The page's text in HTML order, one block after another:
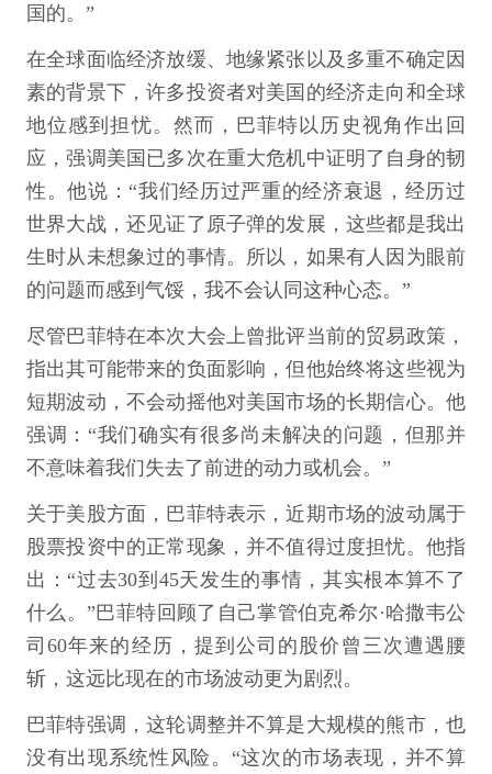
国的。”
在全球面临经济放缓、地缘紧张以及多重不确定因
素的背景下，许多投资者对美国的经济走向和全球
地位感到担忧。然而，巴菲特以历史视角作出回
应，强调美国已多次在重大危机中证明了自身的韧
性。他说：“我们经历过严重的经济衰退，经历过
世界大战，还见证了原子弹的发展，这些都是我出
生时从未想象过的事情。所以，如果有人因为眼前
的问题而感到气馁，我不会认同这种心态。”
尽管巴菲特在本次大会上曾批评当前的贸易政策，
指出其可能带来的负面影响，但他始终将这些视为
短期波动，不会动摇他对美国市场的长期信心。他
强调：“我们确实有很多尚未解决的问题，但那并
不意味着我们失去了前进的动力或机会。”
关于美股方面，巴菲特表示，近期市场的波动属于
股票投资中的正常现象，并不值得过度担忧。他指
出：“过去30到45天发生的事情，其实根本算不了
什么。”巴菲特回顾了自己掌管伯克希尔·哈撒韦公
司60年来的经历，提到公司的股价曾三次遭遇腰
斩，这远比现在的市场波动更为剧烈。
巴菲特强调，这轮调整并不算是大规模的熊市，也
没有出现系统性风险。“这次的市场表现，并不算